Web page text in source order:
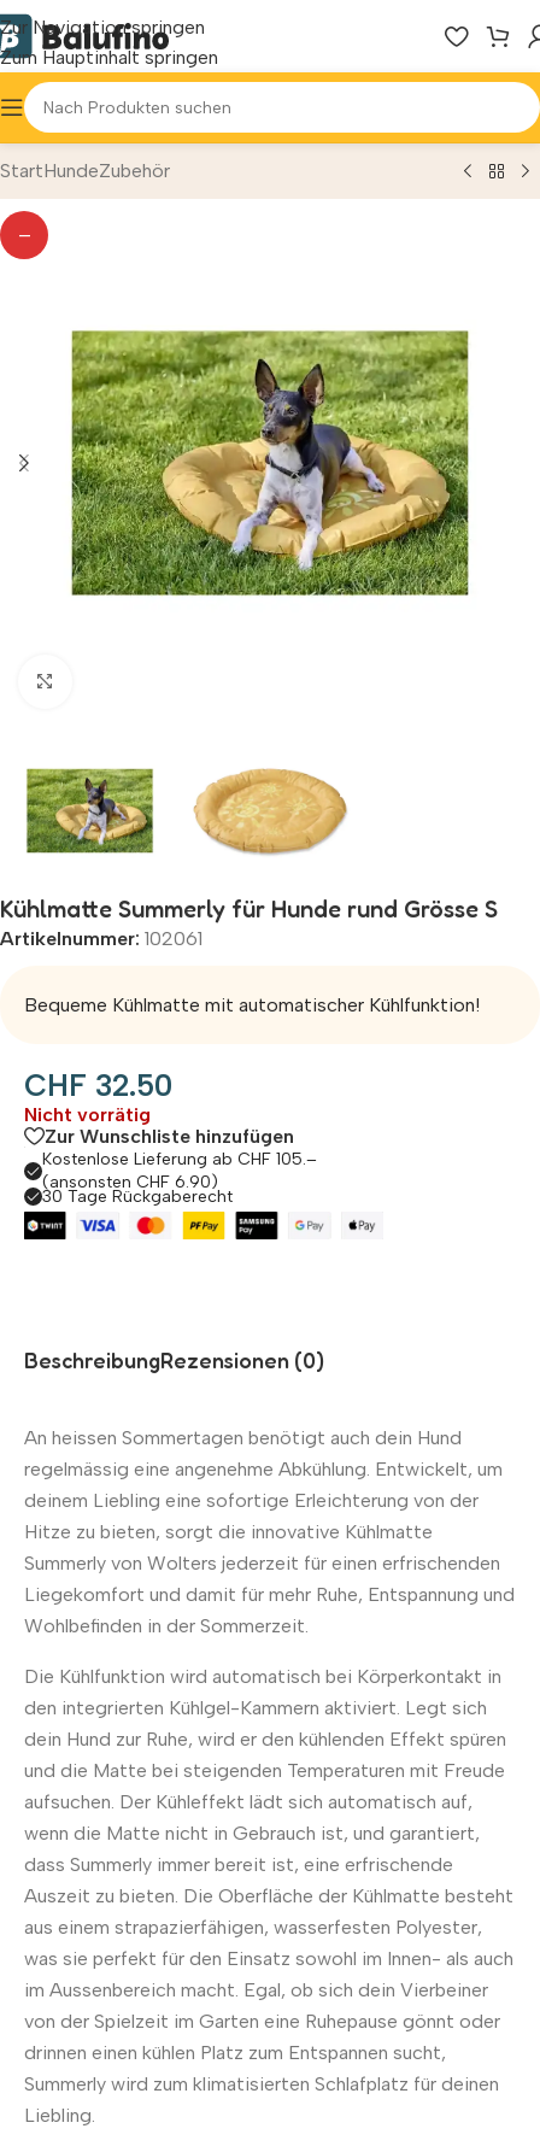
Zur Navigation springen
Zum Hauptinhalt springen
StartHundeZubehör
—
Kühlmatte Summerly für Hunde rund Grösse S
Artikelnummer: 102061
Bequeme Kühlmatte mit automatischer Kühlfunktion!
CHF 32.50
Nicht vorrätig
Zur Wunschliste hinzufügen
Kostenlose Lieferung ab CHF 105.–
(ansonsten CHF 6.90)
30 Tage Rückgaberecht
BeschreibungRezensionen (0)
An heissen Sommertagen benötigt auch dein Hund
regelmässig eine angenehme Abkühlung. Entwickelt, um
deinem Liebling eine sofortige Erleichterung von der
Hitze zu bieten, sorgt die innovative Kühlmatte
Summerly von Wolters jederzeit für einen erfrischenden
Liegekomfort und damit für mehr Ruhe, Entspannung und
Wohlbefinden in der Sommerzeit.
Die Kühlfunktion wird automatisch bei Körperkontakt in
den integrierten Kühlgel-Kammern aktiviert. Legt sich
dein Hund zur Ruhe, wird er den kühlenden Effekt spüren
und die Matte bei steigenden Temperaturen mit Freude
aufsuchen. Der Kühleffekt lädt sich automatisch auf,
wenn die Matte nicht in Gebrauch ist, und garantiert,
dass Summerly immer bereit ist, eine erfrischende
Auszeit zu bieten. Die Oberfläche der Kühlmatte besteht
aus einem strapazierfähigen, wasserfesten Polyester,
was sie perfekt für den Einsatz sowohl im Innen- als auch
im Aussenbereich macht. Egal, ob sich dein Vierbeiner
von der Spielzeit im Garten eine Ruhepause gönnt oder
drinnen einen kühlen Platz zum Entspannen sucht,
Summerly wird zum klimatisierten Schlafplatz für deinen
Liebling.